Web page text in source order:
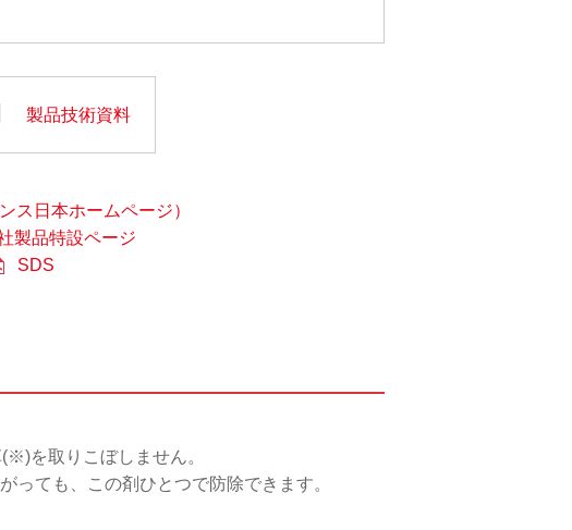
製品技術資料
ス日本ホームページ）
製品特設ページ
SDS
を取りこぼしません。
っても、この剤ひとつで防除できます。